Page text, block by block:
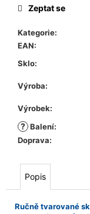
Kategorie:
EAN:
Sklo:
Výroba:
Výrobek:
? Balení:
Doprava:
Zeptat se
Popis
Ručně tvarované